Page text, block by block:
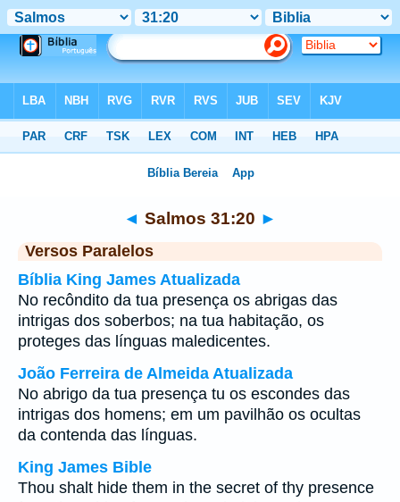
◄ Salmos 31:20 ►
Versos Paralelos
Bíblia King James Atualizada
No recôndito da tua presença os abrigas das
intrigas dos soberbos; na tua habitação, os
proteges das línguas maledicentes.
João Ferreira de Almeida Atualizada
No abrigo da tua presença tu os escondes das
intrigas dos homens; em um pavilhão os ocultas
da contenda das línguas.
King James Bible
Thou shalt hide them in the secret of thy presence